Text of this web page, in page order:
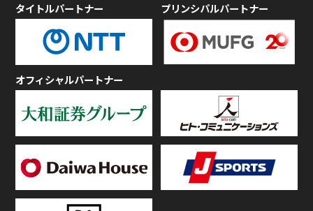
タイトルパートナー プリンシパルパートナー
オフィシャルパートナー